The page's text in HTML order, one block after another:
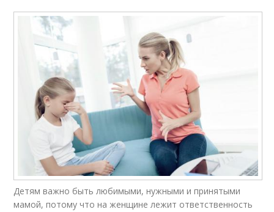
Детям важно быть любимыми, нужными и принятыми
мамой, потому что на женщине лежит ответственность